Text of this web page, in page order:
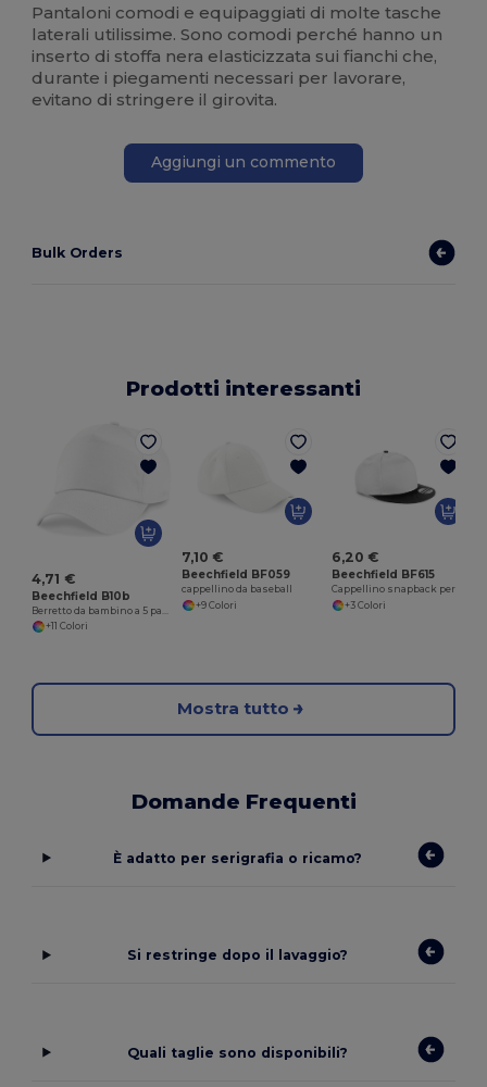
Pantaloni comodi e equipaggiati di molte tasche
laterali utilissime. Sono comodi perché hanno un
inserto di stoffa nera elasticizzata sui fianchi che,
durante i piegamenti necessari per lavorare,
evitano di stringere il girovita.
Aggiungi un commento
Bulk Orders
Prodotti interessanti
4,71 €
Beechfield B10b
+11 Colori
7,10 €
Beechfield BF059
cappellino da baseball
+9 Colori
6,20 €
Beechfield BF615
+3 Colori
Mostra tutto
Domande Frequenti
È adatto per serigrafia o ricamo?
Si restringe dopo il lavaggio?
Quali taglie sono disponibili?